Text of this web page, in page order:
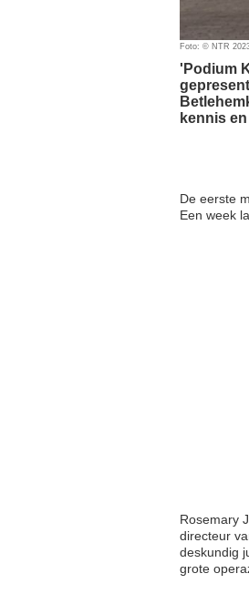
Foto: © NTR
'Podium
kennis
De eerste
Een week
Rosemary
directeur
deskundig
grote